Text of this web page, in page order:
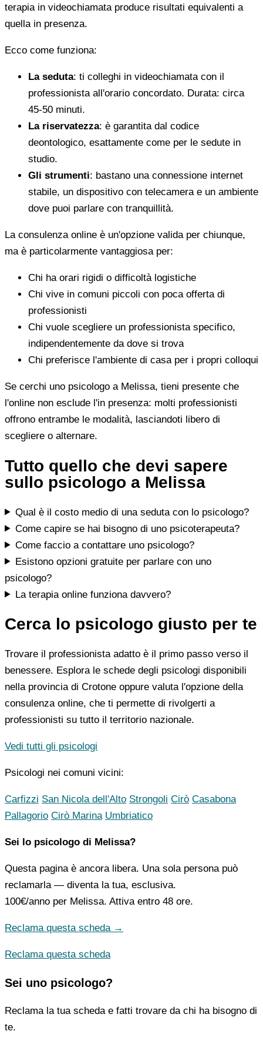
terapia in videochiamata produce risultati equivalenti a
quella in presenza.
Ecco come funziona:
La seduta: ti colleghi in videochiamata con il
professionista all'orario concordato. Durata: circa
45-50 minuti.
La riservatezza: è garantita dal codice
deontologico, esattamente come per le sedute in
studio.
Gli strumenti: bastano una connessione internet
stabile, un dispositivo con telecamera e un ambiente
dove puoi parlare con tranquillità.
La consulenza online è un'opzione valida per chiunque,
ma è particolarmente vantaggiosa per:
Chi ha orari rigidi o difficoltà logistiche
Chi vive in comuni piccoli con poca offerta di
professionisti
Chi vuole scegliere un professionista specifico,
indipendentemente da dove si trova
Chi preferisce l'ambiente di casa per i propri colloqui
Se cerchi uno psicologo a Melissa, tieni presente che
l'online non esclude l'in presenza: molti professionisti
offrono entrambe le modalità, lasciandoti libero di
scegliere o alternare.
Tutto quello che devi sapere
sullo psicologo a Melissa
Qual è il costo medio di una seduta con lo psicologo?
Come capire se hai bisogno di uno psicoterapeuta?
Come faccio a contattare uno psicologo?
Esistono opzioni gratuite per parlare con uno
psicologo?
La terapia online funziona davvero?
Cerca lo psicologo giusto per te
Trovare il professionista adatto è il primo passo verso il
benessere. Esplora le schede degli psicologi disponibili
nella provincia di Crotone oppure valuta l'opzione della
consulenza online, che ti permette di rivolgerti a
professionisti su tutto il territorio nazionale.
Vedi tutti gli psicologi
Psicologi nei comuni vicini:
Carfizzi San Nicola dell'Alto Strongoli Cirò Casabona
Pallagorio Cirò Marina Umbriatico
Sei lo psicologo di Melissa?
Questa pagina è ancora libera. Una sola persona può
reclamarla — diventa la tua, esclusiva.
100€/anno per Melissa. Attiva entro 48 ore.
Reclama questa scheda →
Reclama questa scheda
Sei uno psicologo?
Reclama la tua scheda e fatti trovare da chi ha bisogno di
te.